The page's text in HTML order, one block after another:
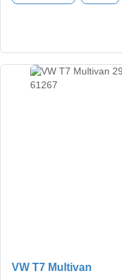
VW T7 Multivan